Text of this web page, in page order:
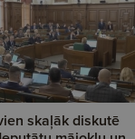
skaļāk diskutē